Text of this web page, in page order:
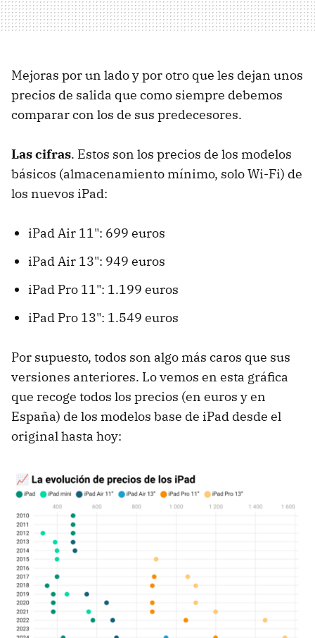
Mejoras por un lado y por otro que les dejan unos
precios de salida que como siempre debemos
comparar con los de sus predecesores.
Las cifras. Estos son los precios de los modelos
básicos (almacenamiento mínimo, solo Wi-Fi) de
los nuevos iPad:
iPad Air 11": 699 euros
iPad Air 13": 949 euros
iPad Pro 11": 1.199 euros
iPad Pro 13": 1.549 euros
Por supuesto, todos son algo más caros que sus
versiones anteriores. Lo vemos en esta gráfica
que recoge todos los precios (en euros y en
España) de los modelos base de iPad desde el
original hasta hoy: